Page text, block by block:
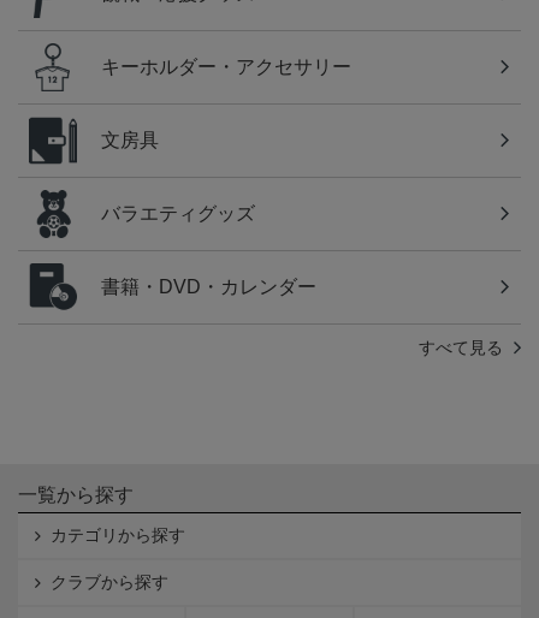
キーホルダー・アクセサリー
文房具
バラエティグッズ
書籍・DVD・カレンダー
すべて見る
一覧から探す
カテゴリから探す
クラブから探す